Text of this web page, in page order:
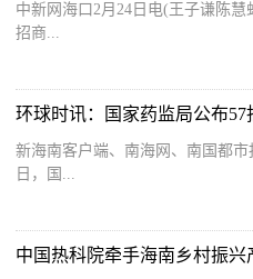
中新网海口2月24日电(王子谦陈
招商...
新海南客户端、南海网、南国都
日，国...